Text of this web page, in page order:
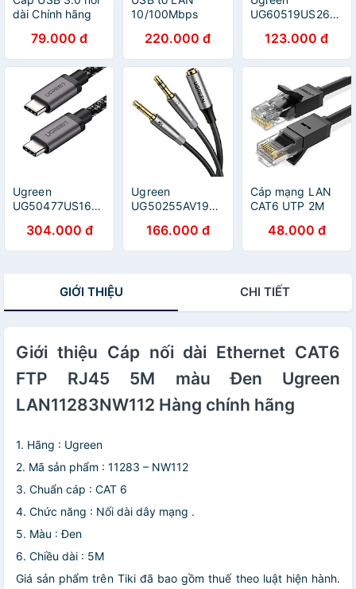
dài Chính hãng
30126 10368
US129 (đầu mạ
vàng Cao cấp)
79.000 đ
10/100Mbps
220.000 đ
UG60519US264TK
Dây USB Type-C
sang USB Type-
C - HÀNG CHÍNH
HÃNG
123.000 đ
Ugreen
UG50477US161TK
USB type C ra
USB-C v3.1 Gen1
HÀNG CHÍNH
304.000 đ
Ugreen
UG50255AV193TK
Cáp chuyển âm
thanh 3.5mm âm
166.000 đ
Cáp mạng LAN
CAT6 UTP 2M
LAN20160NW102
Hàng chính hãng
48.000 đ
GIỚI THIỆU CHI TIẾT
Giới thiệu Cáp nối dài Ethernet CAT6
FTP RJ45 5M màu Đen Ugreen
LAN11283NW112 Hàng chính hãng
1. Hãng : Ugreen
2. Mã sản phẩm : 11283 – NW112
3. Chuẩn cáp : CAT 6
4. Chức năng : Nối dài dây mạng .
5. Màu : Đen
6. Chiều dài : 5M
Giá sản phẩm trên Tiki đã bao gồm thuế theo luật hiện hành.